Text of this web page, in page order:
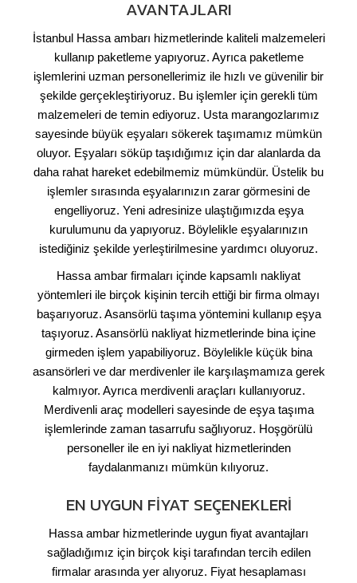
AVANTAJLARI
İstanbul Hassa ambarı hizmetlerinde kaliteli malzemeleri
kullanıp paketleme yapıyoruz. Ayrıca paketleme
işlemlerini uzman personellerimiz ile hızlı ve güvenilir bir
şekilde gerçekleştiriyoruz. Bu işlemler için gerekli tüm
malzemeleri de temin ediyoruz. Usta marangozlarımız
sayesinde büyük eşyaları sökerek taşımamız mümkün
oluyor. Eşyaları söküp taşıdığımız için dar alanlarda da
daha rahat hareket edebilmemiz mümkündür. Üstelik bu
işlemler sırasında eşyalarınızın zarar görmesini de
engelliyoruz. Yeni adresinize ulaştığımızda eşya
kurulumunu da yapıyoruz. Böylelikle eşyalarınızın
istediğiniz şekilde yerleştirilmesine yardımcı oluyoruz.
Hassa ambar firmaları içinde kapsamlı nakliyat
yöntemleri ile birçok kişinin tercih ettiği bir firma olmayı
başarıyoruz. Asansörlü taşıma yöntemini kullanıp eşya
taşıyoruz. Asansörlü nakliyat hizmetlerinde bina içine
girmeden işlem yapabiliyoruz. Böylelikle küçük bina
asansörleri ve dar merdivenler ile karşılaşmamıza gerek
kalmıyor. Ayrıca merdivenli araçları kullanıyoruz.
Merdivenli araç modelleri sayesinde de eşya taşıma
işlemlerinde zaman tasarrufu sağlıyoruz. Hoşgörülü
personeller ile en iyi nakliyat hizmetlerinden
faydalanmanızı mümkün kılıyoruz.
EN UYGUN FIYAT SEÇENEKLERI
Hassa ambar hizmetlerinde uygun fiyat avantajları
sağladığımız için birçok kişi tarafından tercih edilen
firmalar arasında yer alıyoruz. Fiyat hesaplaması